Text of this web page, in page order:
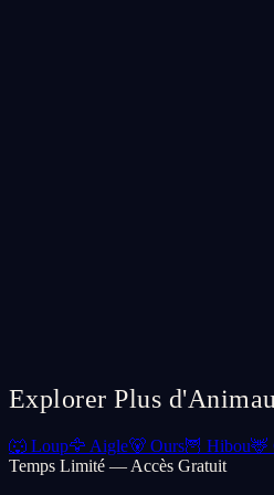
Explorer Plus
🐺 Loup🦅 Aigle🐻 Ours🦉 Hibou🦌
Temps Limité — Accès Gratuit